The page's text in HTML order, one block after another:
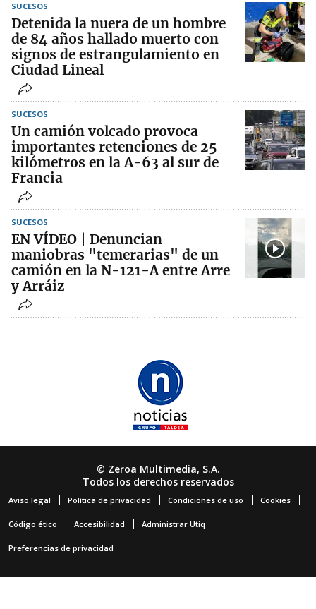
SUCESOS
Detenida la nuera de un hombre
de 84 años hallado muerto con
signos de estrangulamiento en
Ciudad Lineal
SUCESOS
Un camión volcado provoca
importantes retenciones de 25
kilómetros en la A-63 al sur de
Francia
SUCESOS
EN VÍDEO | Denuncian
maniobras "temerarias" de un
camión en la N-121-A entre Arre
y Arráiz
© Zeroa Multimedia, S.A.
Todos los derechos reservados
Aviso legal Política de privacidad Condiciones de uso Cookies
Código ético Accesibilidad Administrar Utiq
Preferencias de privacidad